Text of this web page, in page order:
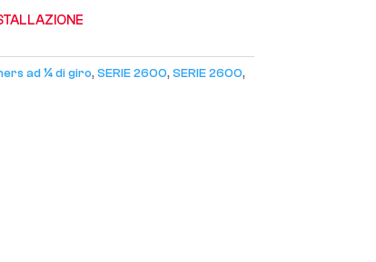
ad ¼ di giro, SERIE 2600, SERIE 2600,